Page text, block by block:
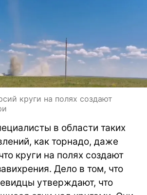
круги на полях создают
в области таких
как торнадо, даже
круги на полях создают
Дело в том, что
утверждают, что